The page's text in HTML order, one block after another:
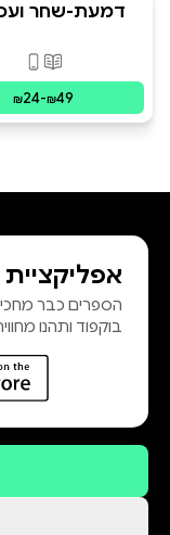
דמעת-שחר
פורמטים
₪24-₪49
הספרים כבר
בוקפוד ותהנו